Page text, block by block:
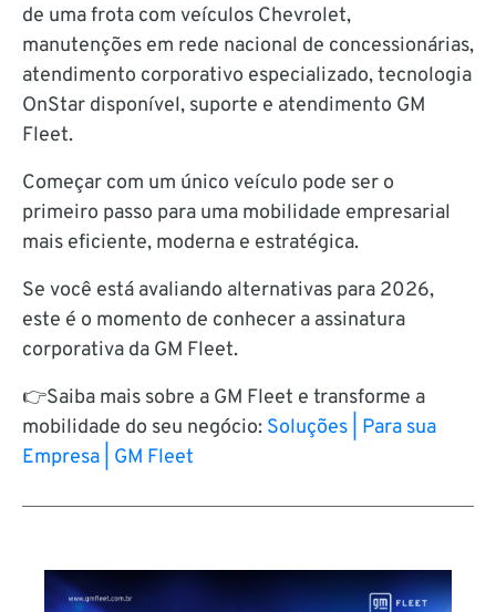
de uma frota com veículos Chevrolet,
manutenções em rede nacional de concessionárias,
atendimento corporativo especializado, tecnologia
OnStar disponível, suporte e atendimento GM
Fleet.
Começar com um único veículo pode ser o
primeiro passo para uma mobilidade empresarial
mais eficiente, moderna e estratégica.
Se você está avaliando alternativas para 2026,
este é o momento de conhecer a assinatura
corporativa da GM Fleet.
👉Saiba mais sobre a GM Fleet e transforme a
mobilidade do seu negócio: Soluções | Para sua
Empresa | GM Fleet